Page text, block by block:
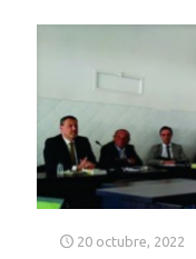
20 octubre, 2022